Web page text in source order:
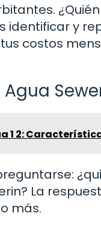
identificar y
costos
1 2:
La
más.